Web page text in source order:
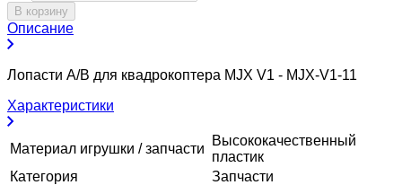
В корзину
Описание
Лопасти A/B для квадрокоптера MJX V1 - MJX-V1-11
Характеристики
Материал игрушки / запчасти
Высококачественный
пластик
Категория
Запчасти